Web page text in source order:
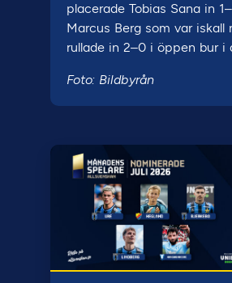
placerade Tobias Sana in
Marcus Berg som var
rullade in 2–0 i öppen bur i
Foto: Bildbyrån